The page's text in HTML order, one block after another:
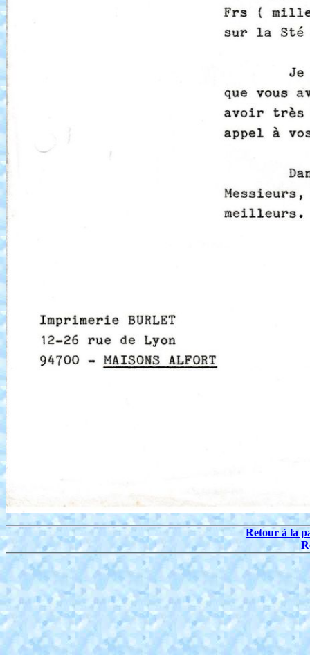
Retour à la